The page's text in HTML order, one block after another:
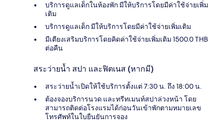
บริการดูแลเด็กในห้องพัก มีให้บริการโดยมีค่าใช้จ่ายเพิ่ม
เติม
บริการดูแลเด็ก มีให้บริการโดยมีค่าใช้จ่ายเพิ่มเติม
มีเตียงเสริมบริการโดยคิดค่าใช้จ่ายเพิ่มเติม 1500.0 THB
ต่อคืน
สระว่ายน้ำ สปา และฟิตเนส (หากมี)
สระว่ายน้ำเปิดให้ใช้บริการตั้งแต่ 7:30 น. ถึง 18:00 น.
ต้องจองบริการนวด และทรีทเมนท์สปาล่วงหน้า โดย
สามารถติดต่อโรงแรมได้ก่อนวันเข้าพักตามหมายเลข
โทรศัพท์ในใบยืนยันการจอง